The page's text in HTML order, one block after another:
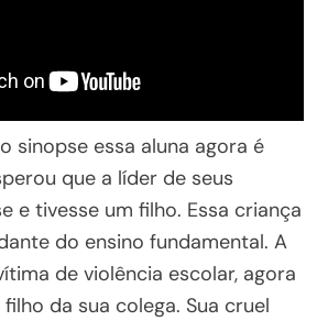
sinopse essa aluna agora é
que a líder de seus
e tivesse um filho. Essa criança
do ensino fundamental. A
de violência escolar, agora
da sua colega. Sua cruel